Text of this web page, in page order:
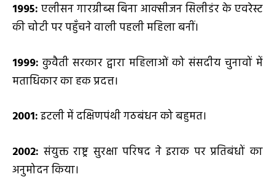
1995: एलीसन गारग्रीब्स बिना आक्सीजन सिलीडंर के एवरेस्ट
की चोटी पर पहुँचने वाली पहली महिला बनीं।
1999: कुवैती सरकार द्वारा महिलाओं को संसदीय चुनावों में
मताधिकार का हक प्रदत्त।
2001:इटली में दक्षिणपंथी गठबंधन को बहुमत।
2002: संयुक्त राष्ट्र सुरक्षा परिषद ने इराक पर प्रतिबंधों का
अनुमोदन किया।